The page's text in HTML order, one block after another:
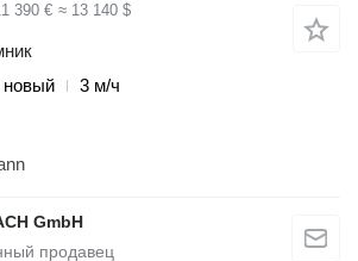
390 € ≈ 13 140 $
новый
3 м/ч
GmbH